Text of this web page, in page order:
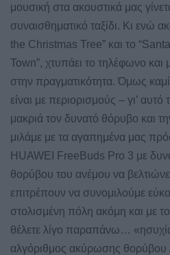
μουσική στα ακουστικά μας
συναισθηματικό ταξίδι. Κι ενώ
the Christmas Tree” και το
Town”, χτυπάει το τηλέφωνο
στην πραγματικότητα. Όμως
είναι με περιορισμούς – γι’
μακριά τον δυνατό θόρυβο και
μιλάμε με τα αγαπημένα μας
HUAWEI FreeBuds Pro 3 με
θορύβου του ανέμου να
επιτρέπουν να συνομιλούμε
στολισμένη πόλη ακόμη και με
θέλετε λίγο παραπάνω…
αλγόριθμος ακύρωσης θορύβου